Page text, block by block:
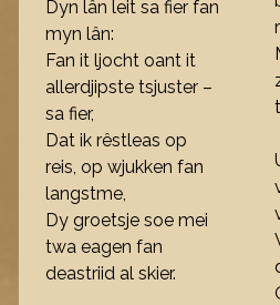
Dyn lân leit sa fier fan
myn lân:
Fan it ljocht oant it
allerdjipste tsjuster –
sa fier,
Dat ik rêstleas op
reis, op wjukken fan
langstme,
Dy groetsje soe mei
twa eagen fan
deastriid al skier.